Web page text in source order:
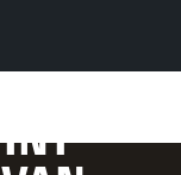
voor innovatieve